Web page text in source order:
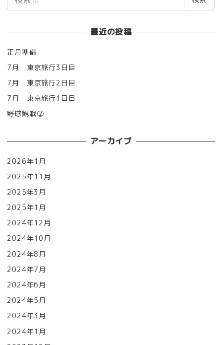
最近の投稿
正月準備
7月 東京旅行3日目
7月 東京旅行2日目
7月 東京旅行1日目
野球観戦②
アーカイブ
2026年1月
2025年11月
2025年3月
2025年1月
2024年12月
2024年10月
2024年8月
2024年7月
2024年6月
2024年5月
2024年3月
2024年1月